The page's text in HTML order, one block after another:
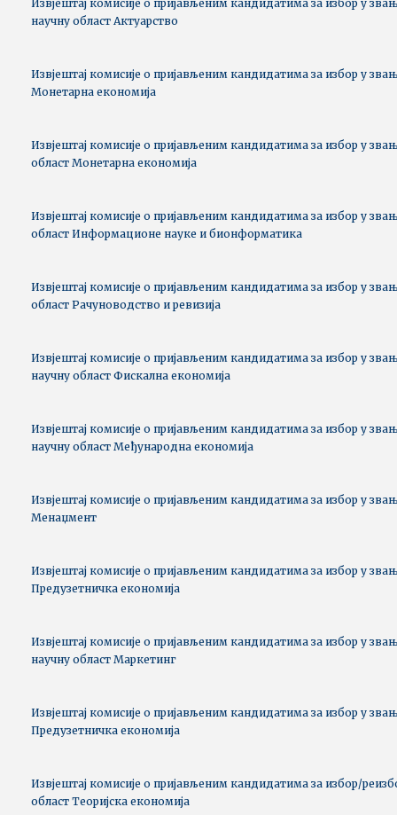
Извјештај комисије о пријављеним кандидатима за избор у
научну област Актуарство
Извјештај комисије о пријављеним кандидатима за избор у
Монетарна економија
Извјештај комисије о пријављеним кандидатима за избор у
област Монетарна економија
Извјештај комисије о пријављеним кандидатима за избор у
област Информационе науке и бионформатика
Извјештај комисије о пријављеним кандидатима за избор у
област Рачуноводство и ревизија
Извјештај комисије о пријављеним кандидатима за избор у
научну област Фискална економија
Извјештај комисије о пријављеним кандидатима за избор у
научну област Међународна економија
Извјештај комисије о пријављеним кандидатима за избор у
Менаџмент
Извјештај комисије о пријављеним кандидатима за избор у
Предузетничка економија
Извјештај комисије о пријављеним кандидатима за избор у
научну област Маркетинг
Извјештај комисије о пријављеним кандидатима за избор у
Предузетничка економија
Извјештај комисије о пријављеним кандидатима за избор/
област Теоријска економија